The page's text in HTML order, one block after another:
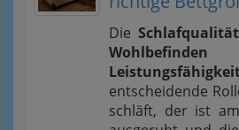
Die Schlafqualität
entscheidende
schläft, der ist